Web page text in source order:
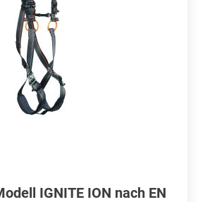
IGNITE ION nach EN